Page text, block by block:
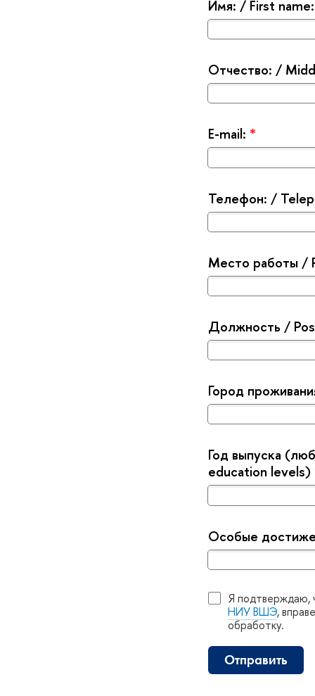
Имя: / First
Отчество: /
E-mail: *
Телефон: /
Место работы /
Должность /
Город
Год выпуска
education levels)
Особые
Я подтверждаю,
НИУ ВШЭ,
обработку.
Отправить